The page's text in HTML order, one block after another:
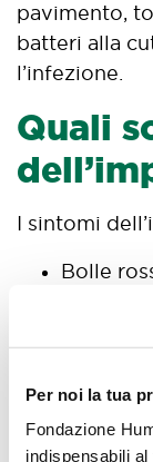
Per noi la tua
Fondazione
indispensabili
pavimento,
batteri alla
l’infezione.
Quali
I sintomi
Bolle
A causa
altre